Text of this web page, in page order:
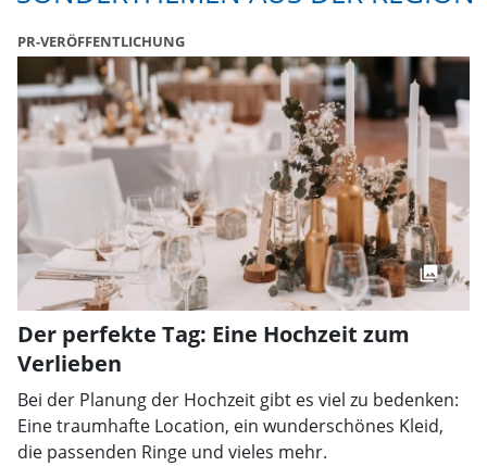
PR-VERÖFFENTLICHUNG
Der perfekte Tag: Eine Hochzeit zum
Verlieben
Bei der Planung der Hochzeit gibt es viel zu bedenken:
Eine traumhafte Location, ein wunderschönes Kleid,
die passenden Ringe und vieles mehr.